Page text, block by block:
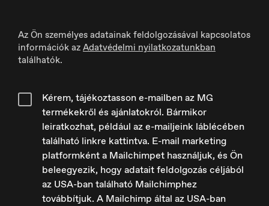
España
Español
Europe
English
Az Ön személyes adatainak feldolgozásával kapcsolatos
információk az Adatvédelmi nyilatkozatunkban
találhatók.
Kérem, tájékoztasson e-mailben az MG
termékekről és ajánlatokról. Bármikor
leiratkozhat, például az e-mailjeink láblécében
található linkre kattintva. E-mail marketing
platformként a Mailchimpet használjuk, és Ön
beleegyezik, hogy adatait feldolgozás céljából
az USA-ban található Mailchimphez
továbbítjuk. A Mailchimp által az USA-ban